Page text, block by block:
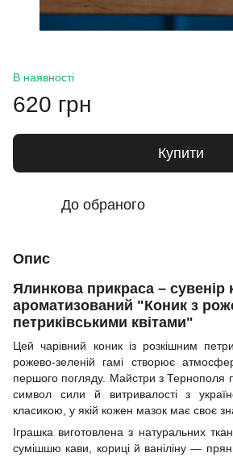
В наявності
620 грн
Купити
До обраного
Опис
Ялинкова прикраса – сувенір
ароматизований "Коник з
петриківськими квітами"
Цей чарівний коник із розкішним
рожево-зеленій гамі створює
першого погляду. Майстри з Тернополя
символ сили й витривалості з
класикою, у якій кожен мазок має своє
Іграшка виготовлена з натуральних
сумішшю кави, кориці й ваніліну —